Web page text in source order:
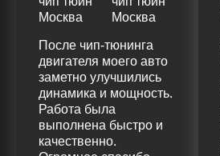
После чип-тюнинга
двигателя моего авто
заметно улучшились
динамика и мощность.
Работа была
выполнена быстро и
качественно.